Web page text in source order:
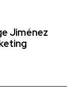
Jiménez